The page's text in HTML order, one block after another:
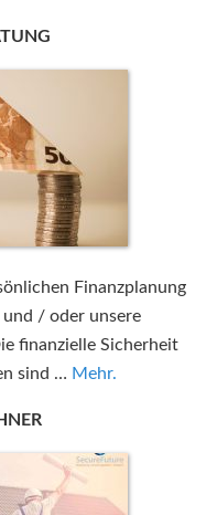
Finanzplanung
/ oder unsere
finanzielle Sicherheit
sind … Mehr.